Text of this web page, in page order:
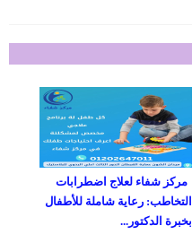
مركز شفاء لعلاج اضطرابات
التخاطب: رعاية شاملة للأطفال
بخبرة الدكتور...